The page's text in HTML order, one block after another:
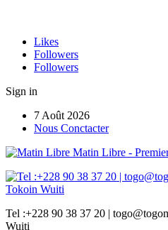
Likes
Followers
Followers
Sign in
7 Août 2026
Nous Conctacter
Matin Libre -
Tel :+228 90 38 37 20 |
Wuiti